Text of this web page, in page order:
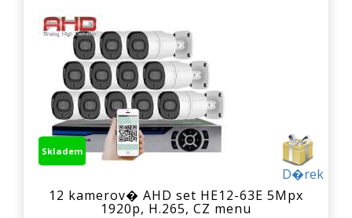
D�rek
Skladem
12 kamerov� AHD set HE12-63E 5Mpx
1920p, H.265, CZ menu